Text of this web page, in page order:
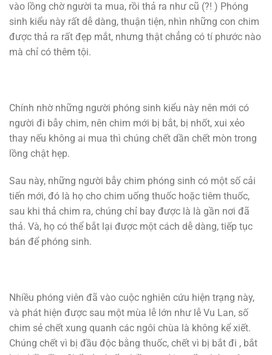
vào lồng chờ người ta mua, rồi thả ra như cũ (?! ) Phóng
sinh kiểu này rất dễ dàng, thuận tiện, nhìn những con chim
được thả ra rất đẹp mắt, nhưng thật chẳng có tí phước nào
mà chỉ có thêm tội.
Chính nhờ những người phóng sinh kiểu này nên mới có
người đi bẫy chim, nên chim mới bị bắt, bị nhốt, xui xẻo
thay nếu không ai mua thì chúng chết dần chết mòn trong
lồng chật hẹp.
Sau này, những người bẫy chim phóng sinh có một số cải
tiến mới, đó là họ cho chim uống thuốc hoặc tiêm thuốc,
sau khi thả chim ra, chúng chỉ bay được là là gần nơi đã
thả. Và, họ có thể bắt lại được một cách dễ dàng, tiếp tục
bán để phóng sinh.
Nhiều phóng viên đã vào cuộc nghiên cứu hiện trạng này,
và phát hiện được sau một mùa lễ lớn như lễ Vu Lan, số
chim sẻ chết xung quanh các ngôi chùa là không kể xiết.
Chúng chết vì bị đầu độc bằng thuốc, chết vì bị bắt đi , bắt